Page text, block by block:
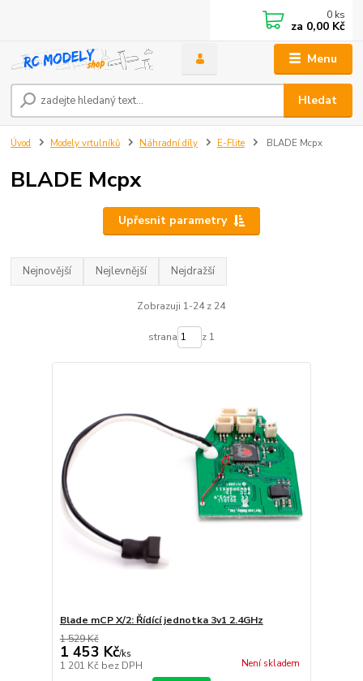
Menu
Hledat
0 ks
za 0,00 Kč
Úvod Modely vrtulníků Náhradní díly E-Flite BLADE Mcpx
BLADE Mcpx
Upřesnit parametry
Nejnovější Nejlevnější Nejdražší
Zobrazuji 1-24 z 24
strana z 1
Blade mCP X/2: Řídící jednotka 3v1 2.4GHz
1 529 Kč
1 453 Kč/ks
1 201 Kč bez DPH Není skladem